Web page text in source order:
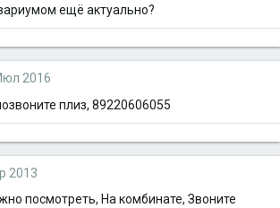
ещё актуально?
2016
плиз, 89220606055
2013
посмотреть, На комбинате, Звоните